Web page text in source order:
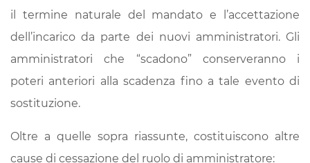
il termine naturale del mandato e l’accettazione
dell’incarico da parte dei nuovi amministratori. Gli
amministratori che “scadono” conserveranno i
poteri anteriori alla scadenza fino a tale evento di
sostituzione.
Oltre a quelle sopra riassunte, costituiscono altre
cause di cessazione del ruolo di amministratore: